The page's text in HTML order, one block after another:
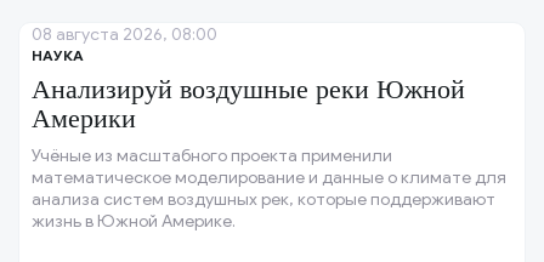
НАУКА
Анализируй воздушные реки Южной
Америки
Учёные из масштабного проекта применили
математическое моделирование и данные о климате для
анализа систем воздушных рек, которые поддерживают
жизнь в Южной Америке.
08 августа 2026, 08:00